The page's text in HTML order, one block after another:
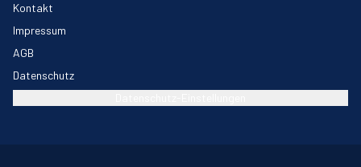
Kontakt
Impressum
AGB
Datenschutz